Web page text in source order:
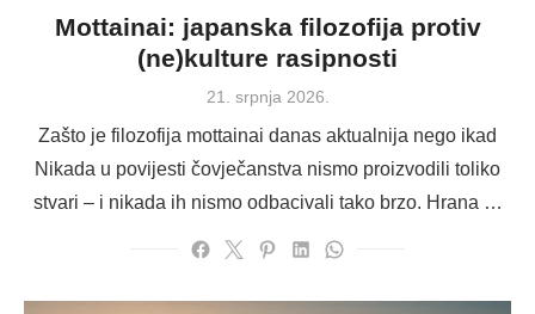
Mottainai: japanska filozofija protiv
(ne)kulture rasipnosti
Posted
21. srpnja 2026.
Zašto je filozofija mottainai danas aktualnija nego ikad
Nikada u povijesti čovječanstva nismo proizvodili toliko
stvari – i nikada ih nismo odbacivali tako brzo. Hrana …